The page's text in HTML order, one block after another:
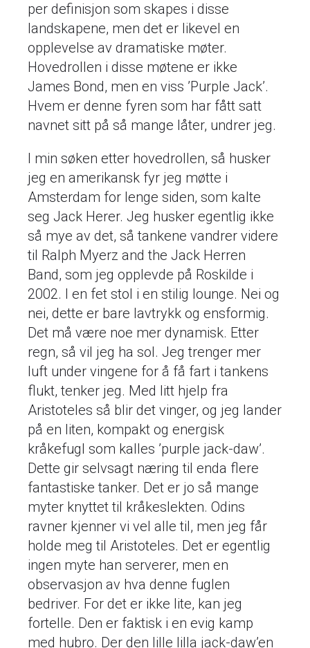
per definisjon som skapes i disse
landskapene, men det er likevel en
opplevelse av dramatiske møter.
Hovedrollen i disse møtene er ikke
James Bond, men en viss ’Purple Jack’.
Hvem er denne fyren som har fått satt
navnet sitt på så mange låter, undrer jeg.
I min søken etter hovedrollen, så husker
jeg en amerikansk fyr jeg møtte i
Amsterdam for lenge siden, som kalte
seg Jack Herer. Jeg husker egentlig ikke
så mye av det, så tankene vandrer videre
til Ralph Myerz and the Jack Herren
Band, som jeg opplevde på Roskilde i
2002. I en fet stol i en stilig lounge. Nei og
nei, dette er bare lavtrykk og ensformig.
Det må være noe mer dynamisk. Etter
regn, så vil jeg ha sol. Jeg trenger mer
luft under vingene for å få fart i tankens
flukt, tenker jeg. Med litt hjelp fra
Aristoteles så blir det vinger, og jeg lander
på en liten, kompakt og energisk
kråkefugl som kalles ’purple jack-daw’.
Dette gir selvsagt næring til enda flere
fantastiske tanker. Det er jo så mange
myter knyttet til kråkeslekten. Odins
ravner kjenner vi vel alle til, men jeg får
holde meg til Aristoteles. Det er egentlig
ingen myte han serverer, men en
observasjon av hva denne fuglen
bedriver. For det er ikke lite, kan jeg
fortelle. Den er faktisk i en evig kamp
med hubro. Der den lille lilla jack-daw’en